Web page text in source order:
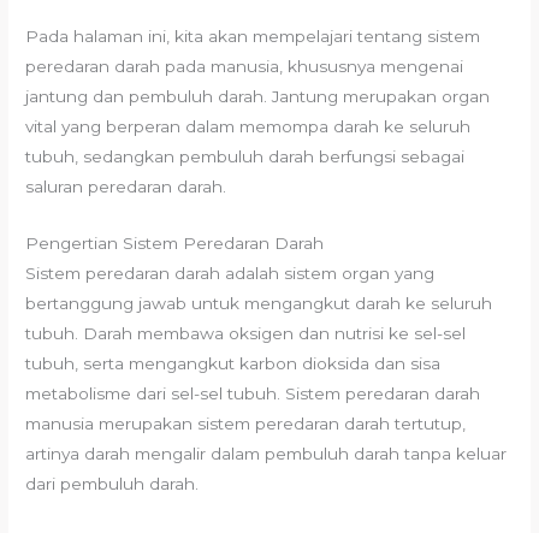
Pada halaman ini, kita akan mempelajari tentang sistem
peredaran darah pada manusia, khususnya mengenai
jantung dan pembuluh darah. Jantung merupakan organ
vital yang berperan dalam memompa darah ke seluruh
tubuh, sedangkan pembuluh darah berfungsi sebagai
saluran peredaran darah.
Pengertian Sistem Peredaran Darah
Sistem peredaran darah adalah sistem organ yang
bertanggung jawab untuk mengangkut darah ke seluruh
tubuh. Darah membawa oksigen dan nutrisi ke sel-sel
tubuh, serta mengangkut karbon dioksida dan sisa
metabolisme dari sel-sel tubuh. Sistem peredaran darah
manusia merupakan sistem peredaran darah tertutup,
artinya darah mengalir dalam pembuluh darah tanpa keluar
dari pembuluh darah.